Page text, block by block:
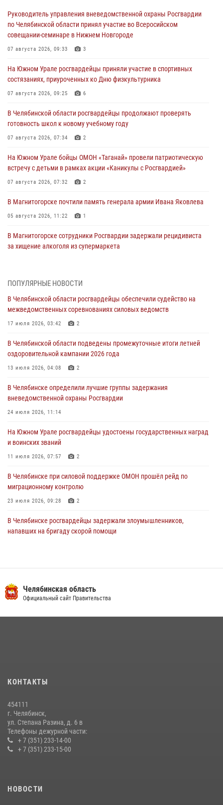
Руководитель управления вневедомственной охраны Росгвардии
по Челябинской области принял участие во Всеросийском
совещании-семинаре в Нижнем Новгороде
07 августа 2026, 09:33 3
На Южном Урале росгвардейцы приняли участие в спортивных
состязаниях, приуроченных ко Дню физкультурника
07 августа 2026, 09:25 6
В Челябинской области росгвардейцы продолжают проверять
готовность школ к новому учебному году
07 августа 2026, 07:34 2
На Южном Урале бойцы ОМОН «Таганай» провели патриотическую
встречу с детьми в рамках акции «Каникулы с Росгвардией»
07 августа 2026, 07:32 2
В Магнитогорске почтили память генерала армии Ивана Яковлева
05 августа 2026, 11:22 1
В Магнитогорске сотрудники Росгвардии задержали рецидивиста
за хищение алкоголя из супермаркета
На Южном Урале спецназ Росгвардии провел военно-полевые
Росгвардейцы задержали трёх магазинных воров в Челябинске
На Южном Урале сотрудники Росгвардии задержали
подозреваемого в совершении убийства
В Челябинской области росгвардейцами по горячим следам
задержан подозреваемый в грабеже
ПОПУЛЯРНЫЕ НОВОСТИ
В Челябинской области росгвардейцы обеспечили судейство на
межведомственных соревнованиях силовых ведомств
17 июля 2026, 03:42 2
В Челябинской области подведены промежуточные итоги летней
оздоровительной кампании 2026 года
13 июля 2026, 04:08 2
В Челябинске определили лучшие группы задержания
вневедомственной охраны Росгвардии
24 июля 2026, 11:14
На Южном Урале росгвардейцы удостоены государственных наград
и воинских званий
11 июля 2026, 07:57 2
В Челябинске при силовой поддержке ОМОН прошёл рейд по
миграционному контролю
23 июля 2026, 09:28 2
В Челябинске росгвардейцы задержали злоумышленников,
напавших на бригаду скорой помощи
13 июля 2026, 03:02 5
28 июля 2026, 10:38
Челябинская область
Официальный сайт Правительства
КОНТАКТЫ
454111
г. Челябинск,
ул. Степана Разина, д. 6 в
Телефоны дежурной части:
+ 7 (351) 233-14-00
+ 7 (351) 233-15-00
НОВОСТИ